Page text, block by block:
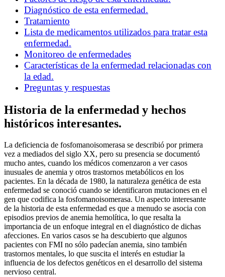
Diagnóstico de esta enfermedad.
Tratamiento
Lista de medicamentos utilizados para tratar esta
enfermedad.
Monitoreo de enfermedades
Características de la enfermedad relacionadas con
la edad.
Preguntas y respuestas
Historia de la enfermedad y hechos
históricos interesantes.
La deficiencia de fosfomanoisomerasa se describió por primera
vez a mediados del siglo XX, pero su presencia se documentó
mucho antes, cuando los médicos comenzaron a ver casos
inusuales de anemia y otros trastornos metabólicos en los
pacientes. En la década de 1980, la naturaleza genética de esta
enfermedad se conoció cuando se identificaron mutaciones en el
gen que codifica la fosfomanoisomerasa. Un aspecto interesante
de la historia de esta enfermedad es que a menudo se asocia con
episodios previos de anemia hemolítica, lo que resalta la
importancia de un enfoque integral en el diagnóstico de dichas
afecciones. En varios casos se ha descubierto que algunos
pacientes con FMI no sólo padecían anemia, sino también
trastornos mentales, lo que suscita el interés en estudiar la
influencia de los defectos genéticos en el desarrollo del sistema
nervioso central.